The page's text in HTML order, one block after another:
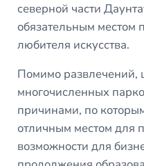
северной части
обязательным местом
любителя искусства.
Помимо развлечений,
многочисленных
причинами, по
отличным местом для
возможности для